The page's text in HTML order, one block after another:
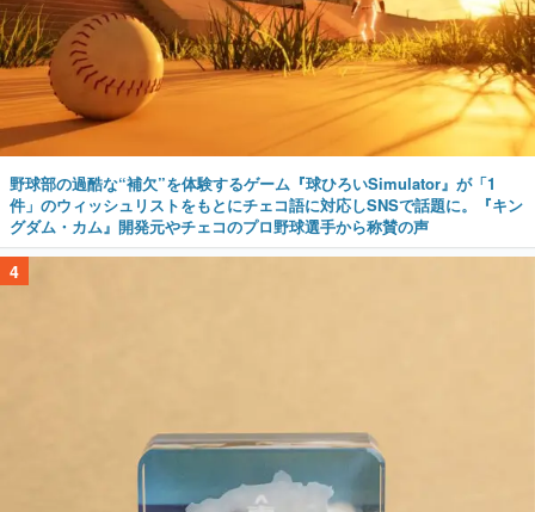
野球部の過酷な“補欠”を体験するゲーム『球ひろいSimulator』が「1
件」のウィッシュリストをもとにチェコ語に対応しSNSで話題に。『キン
グダム・カム』開発元やチェコのプロ野球選手から称賛の声
4